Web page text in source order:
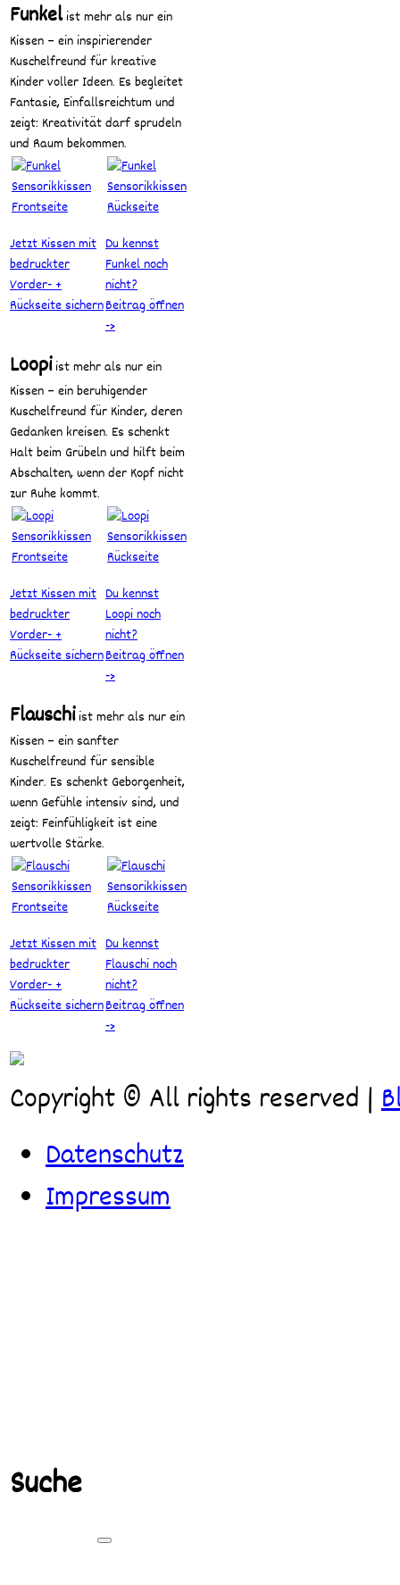
Funkelist mehr als nur ein
Kissen – ein inspirierender
Kuschelfreund für kreative
Kinder voller Ideen. Es begleitet
Fantasie, Einfallsreichtum und
zeigt: Kreativität darf sprudeln
und Raum bekommen.
Jetzt Kissen mit
bedruckter
Vorder- +
Rückseite sichern
Du kennst
Funkel noch
nicht?
Beitrag öffnen
->
Loopiist mehr als nur ein
Kissen – ein beruhigender
Kuschelfreund für Kinder, deren
Gedanken kreisen. Es schenkt
Halt beim Grübeln und hilft beim
Abschalten, wenn der Kopf nicht
zur Ruhe kommt.
Jetzt Kissen mit
bedruckter
Vorder- +
Rückseite sichern
Du kennst
Loopi noch
nicht?
Beitrag öffnen
->
Flauschiist mehr als nur ein
Kissen – ein sanfter
Kuschelfreund für sensible
Kinder. Es schenkt Geborgenheit,
wenn Gefühle intensiv sind, und
zeigt: Feinfühligkeit ist eine
wertvolle Stärke.
Jetzt Kissen mit
bedruckter
Vorder- +
Rückseite sichern
Du kennst
Flauschi noch
nicht?
Beitrag öffnen
->
Copyright © All rights reserved |
Datenschutz
Impressum
Suche